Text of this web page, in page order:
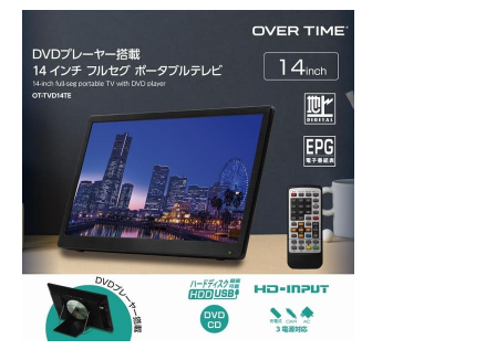
Amazonで見る
Amazonで見る
グリーンハウス
(Green House) 14
型 バッテリー内蔵
ポータブルテレビ
GH-PTV14A
部屋でも外でもテ
レビが楽しめる
3WAY電源
Amazonで見る
OVER TIME DVD
プレーヤー搭載14
インチ フルセグ
ポータブルテレビ
OT-TVD14TE
好きな場所でDVD
を楽しめる